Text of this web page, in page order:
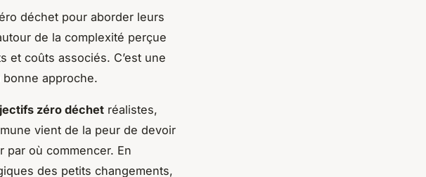
déchet pour aborder leurs
de la complexité perçue
et coûts associés. C’est une
approche.
zéro déchet réalistes,
vient de la peur de devoir
par où commencer. En
des petits changements,